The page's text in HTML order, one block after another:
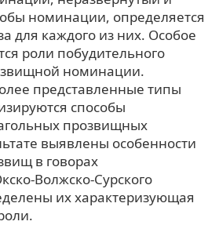
номинации, определяется
для каждого из них. Особое
роли побудительного
номинации.
представленные типы
способы
прозвищных
выявлены особенности
в говорах
Волжско-Сурского
их характеризующая